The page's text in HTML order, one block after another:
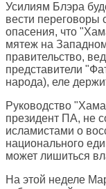
Усилиям Блэра
вести
опасения, что
мятеж на
правительство,
представители
народа), еле
Руководство
президент ПА, не
исламистами о
национального
может лишиться
На этой неделе